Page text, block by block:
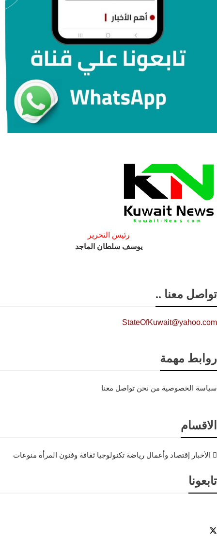
رئيس التحرير
يوسف سلطان الماجد
تواصل معنا ..
StateOfKuwait@yahoo.com
روابط مهمة
سياسة الخصوصية من نحن تواصل معنا
الاقسام
الأخبار إقتصاد وأعمال رياضة تكنولوجيا ثقافة وفنون المرأة منوعات
تابعونا